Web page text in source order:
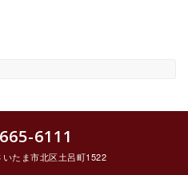
6111
たま市北区土呂町1522